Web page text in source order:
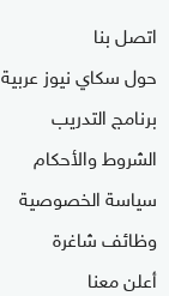
اتصل بنا
حول سكاي نيوز عربية
برنامج التدريب
الشروط والأحكام
سياسة الخصوصية
وظائف شاغرة
أعلن معنا